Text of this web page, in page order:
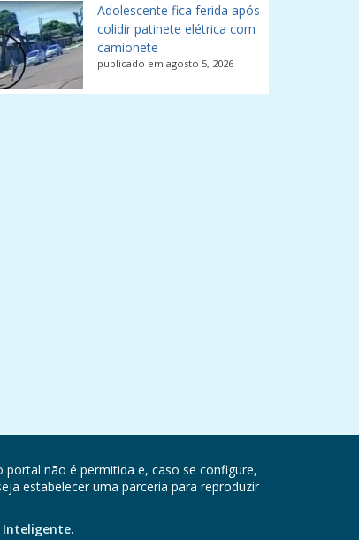
Adolescente fica ferida após
colidir patinete elétrica com
camionete
publicado em agosto 5, 2026
não é permitida e, caso se configure,
estabelecer uma parceria para reproduzir
Inteligente.